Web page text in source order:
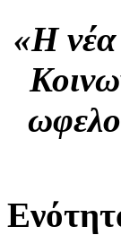
«H